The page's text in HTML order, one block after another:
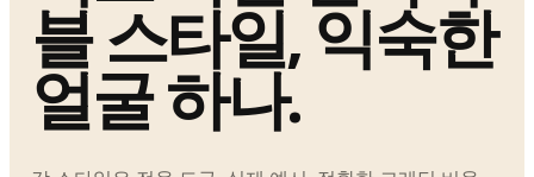
블 스타일, 익숙한
얼굴 하나.